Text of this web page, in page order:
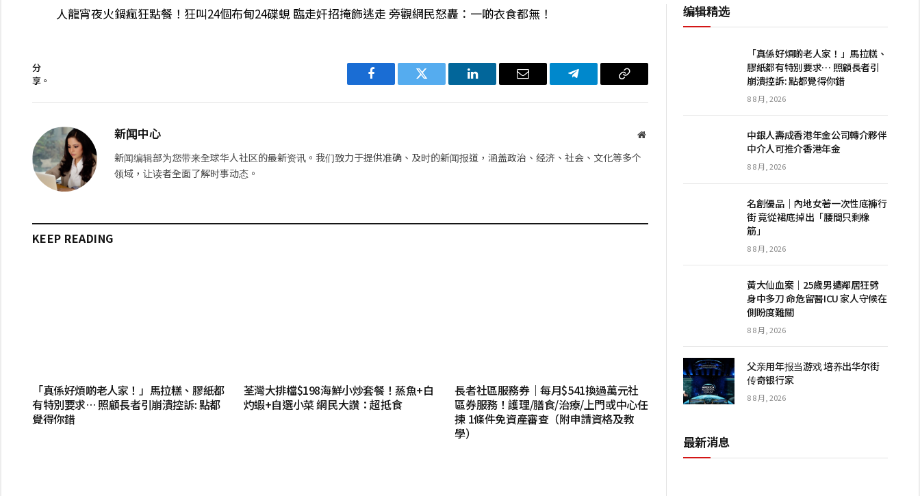
人龍宵夜火鍋瘋狂點餐！狂叫24個布甸24碟蜆 臨走奸招掩飾逃走 旁觀網民怒轟：一啲衣食都無！
分
享。
Facebook Twitter LinkedIn 电
Telegram 复
新闻中心
网
新闻编辑部为您带来全球华人社区的最新资讯。我们致力于提供准确、及时的新闻报道，涵盖政治、经济、社会、文化等多个
领域，让读者全面了解时事动态。
KEEP READING
「真係好煩啲老人家！」馬拉糕、膠紙都
有特別要求… 照顧長者引崩潰控訴: 點都
覺得你錯
荃灣大排檔$198海鮮小炒套餐！蒸魚+白
灼蝦+自選小菜 網民大讚：超抵食
長者社區服務券｜每月$541換過萬元社
區券服務！護理/膳食/治療/上門或中心任
揀 1條件免資產審查（附申請資格及教
學）
编辑精选
「真係好煩啲老人家！」馬拉糕、
膠紙都有特別要求… 照顧長者引
崩潰控訴: 點都覺得你錯
8 8 月, 2026
中銀人壽成香港年金公司轉介夥伴
中介人可推介香港年金
8 8 月, 2026
名創優品｜內地女著一次性底褲行
街 竟從裙底掉出「腰間只剩橡
筋」
8 8 月, 2026
黃大仙血案｜25歲男遭鄰居狂劈
身中多刀 命危留醫ICU 家人守候在
側盼度難關
8 8 月, 2026
父亲用年报当游戏 培养出华尔街
传奇银行家
8 8 月, 2026
最新消息